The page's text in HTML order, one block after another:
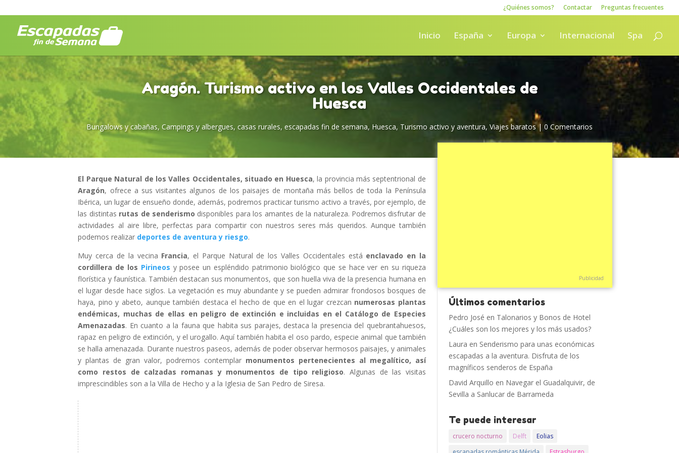
¿Quiénes somos? Contactar Preguntas frecuentes
Inicio España Europa Internacional Spa
Aragón. Turismo activo en los Valles Occidentales de
Huesca
Bungalows y cabañas, Campings y albergues, casas rurales, escapadas fin de semana, Huesca, Turismo activo y aventura, Viajes baratos| 0 Comentarios
El Parque Natural de los Valles Occidentales, situado en Huesca, la provincia más septentrional de
Aragón, ofrece a sus visitantes algunos de los paisajes de montaña más bellos de toda la Península
Ibérica, un lugar de ensueño donde, además, podremos practicar turismo activo a través, por ejemplo, de
las distintas rutas de senderismo disponibles para los amantes de la naturaleza. Podremos disfrutar de
actividades al aire libre, perfectas para compartir con nuestros seres más queridos. Aunque también
podemos realizar deportes de aventura y riesgo.
Muy cerca de la vecina Francia, el Parque Natural de los Valles Occidentales está enclavado en la
cordillera de los Pirineos y posee un espléndido patrimonio biológico que se hace ver en su riqueza
florística y faunística. También destacan sus monumentos, que son huella viva de la presencia humana en
el lugar desde hace siglos. La vegetación es muy abundante y se pueden admirar frondosos bosques de
haya, pino y abeto, aunque también destaca el hecho de que en el lugar crezcan numerosas plantas
endémicas, muchas de ellas en peligro de extinción e incluidas en el Catálogo de Especies
Amenazadas. En cuanto a la fauna que habita sus parajes, destaca la presencia del quebrantahuesos,
rapaz en peligro de extinción, y el urogallo. Aquí también habita el oso pardo, especie animal que también
se halla amenazada. Durante nuestros paseos, además de poder observar hermosos paisajes, y animales
y plantas de gran valor, podremos contemplar monumentos pertenecientes al megalítico, así
como restos de calzadas romanas y monumentos de tipo religioso. Algunas de las visitas
imprescindibles son a la Villa de Hecho y a la Iglesia de San Pedro de Siresa.
Publicidad
Últimos comentarios
Pedro José en Talonarios y Bonos de Hotel
¿Cuáles son los mejores y los más usados?
Laura en Senderismo para unas económicas
escapadas a la aventura. Disfruta de los
magníficos senderos de España
David Arquillo en Navegar el Guadalquivir, de
Sevilla a Sanlucar de Barrameda
Te puede interesar
crucero nocturno Delft
Eolias